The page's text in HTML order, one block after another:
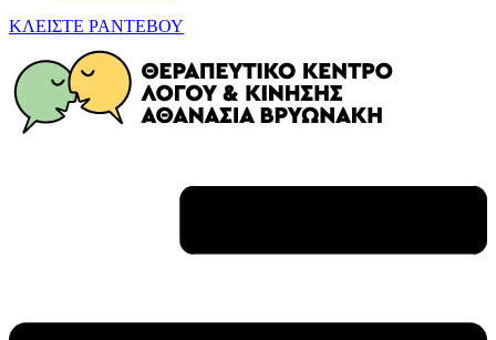
ΚΛΕΙΣΤΕ ΡΑΝΤΕΒΟΥ